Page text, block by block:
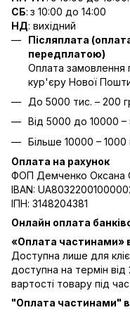
СБ: з 10:00 до 14:00
НД: вихідний
Післяплата
передплатою)
Оплата замовлення
кур'єру Нової
До 5000 тис. – 200
Від 5000 до 10000 –
Більше 10000 – 1000
Оплата на рахунок
ФОП Демченко Оксана
IBAN:
ІПН: 3148204381
Онлайн оплата
«Оплата частинами»
Доступна лише для
доступна на термін від
вартості товару під
"Оплата частинами"